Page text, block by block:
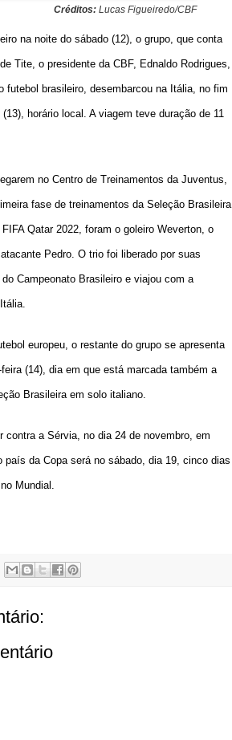
Lucas Figueiredo/CBF
na noite do sábado (12), o grupo, que conta
Tite, o presidente da CBF, Ednaldo Rodrigues,
futebol brasileiro, desembarcou na Itália, no fim
horário local. A viagem teve duração de 11
no Centro de Treinamentos da Juventus,
fase de treinamentos da Seleção Brasileira
Qatar 2022, foram o goleiro Weverton, o
Pedro. O trio foi liberado por suas
Campeonato Brasileiro e viajou com a
europeu, o restante do grupo se apresenta
(14), dia em que está marcada também a
Brasileira em solo italiano.
contra a Sérvia, no dia 24 de novembro, em
país da Copa será no sábado, dia 19, cinco dias
Mundial.